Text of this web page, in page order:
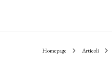
Homepage Articoli